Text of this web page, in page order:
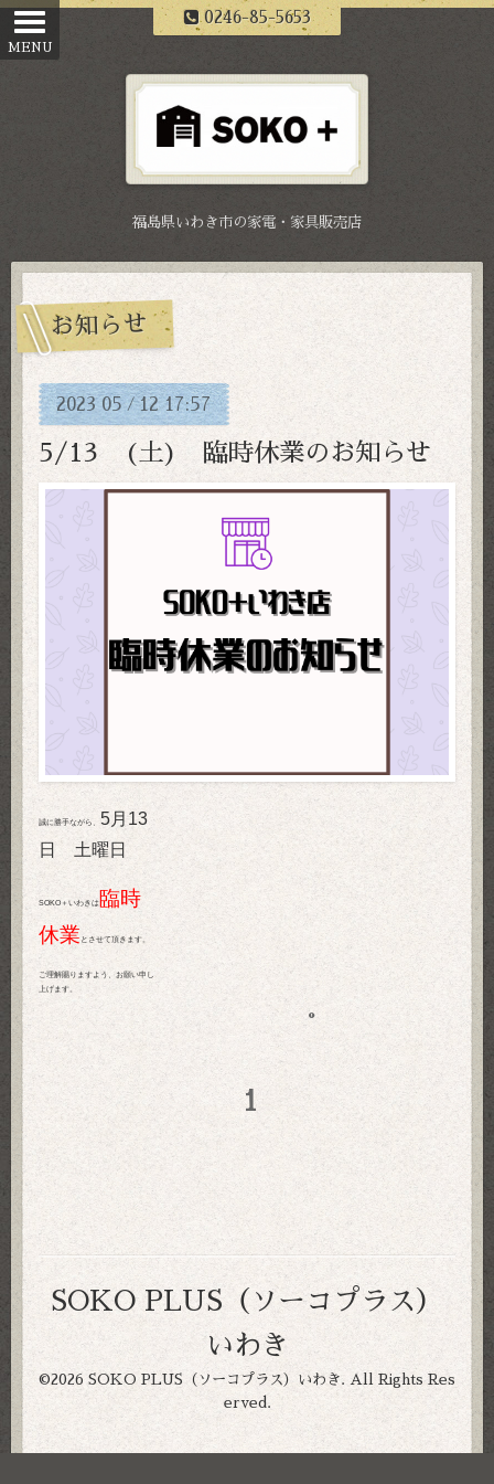
0246-85-5653
福島県いわき市の家電・家具販売店
お知らせ
2023 05 /12 17:57
5/13 (土) 臨時休業のお知らせ
誠に勝手ながら、 5月13
日 土曜日
SOKO＋いわきは臨時
休業 とさせて頂きます。
ご理解賜りますよう、お願い申し
上げます。
1
SOKO PLUS（ソーコプラス）
いわき
©2026 SOKO PLUS（ソーコプラス）いわき. All Rights Res
erved.